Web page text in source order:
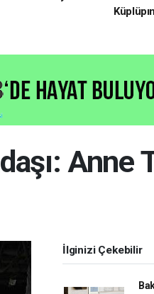
Anne
İlginizi Çekebilir